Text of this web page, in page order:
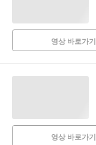
영상 바로가기
영상 바로가기